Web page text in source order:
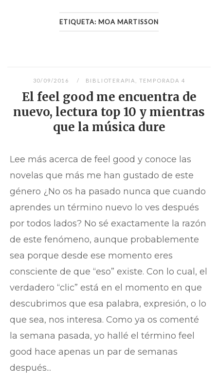
ETIQUETA: MOA MARTISSON
30/09/2016 BIBLIOTERAPIA TEMPORADA 4
El feel good me encuentra de
nuevo, lectura top 10 y mientras
que la música dure
Lee más acerca de feel good y conoce las
novelas que más me han gustado de este
género ¿No os ha pasado nunca que cuando
aprendes un término nuevo lo ves después
por todos lados? No sé exactamente la razón
de este fenómeno, aunque probablemente
sea porque desde ese momento eres
consciente de que “eso” existe. Con lo cual, el
verdadero “clic” está en el momento en que
descubrimos que esa palabra, expresión, o lo
que sea, nos interesa. Como ya os comenté
la semana pasada, yo hallé el término feel
good hace apenas un par de semanas
después...